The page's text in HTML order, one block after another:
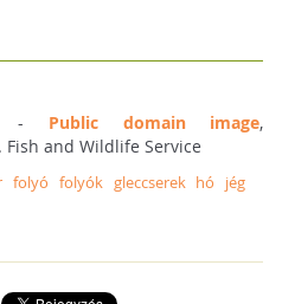
- Public domain image,
Fish and Wildlife Service
folyó folyók gleccserek hó
jég